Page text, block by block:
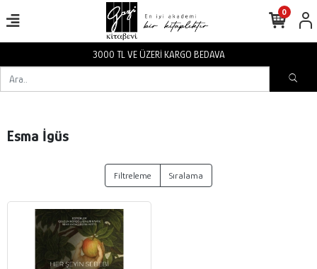
3000 TL VE ÜZERİ KARGO BEDAVA
0
Esma İgüs
Filtreleme Sıralama